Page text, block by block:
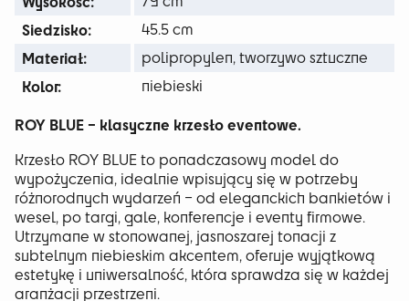
Siedzisko: 45.5 cm
Materiał: polipropylen, tworzywo sztuczne
Kolor: niebieski
ROY BLUE – klasyczne krzesło eventowe.
Krzesło ROY BLUE to ponadczasowy model do
wypożyczenia, idealnie wpisujący się w potrzeby
różnorodnych wydarzeń – od eleganckich bankietów i
wesel, po targi, gale, konferencje i eventy firmowe.
Utrzymane w stonowanej, jasnoszarej tonacji z
subtelnym niebieskim akcentem, oferuje wyjątkową
estetykę i uniwersalność, która sprawdza się w każdej
aranżacji przestrzeni.